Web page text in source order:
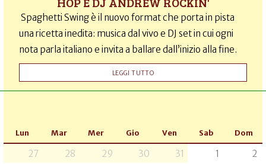
Spaghetti Swing è il nuovo format che porta in pista
una ricetta inedita: musica dal vivo e DJ set in cui ogni
nota parla italiano e invita a ballare dall’inizio alla fine.
LEGGI TUTTO
Lun Mar Mer Gio Ven Sab Dom
27 28 29 30 31 1
2